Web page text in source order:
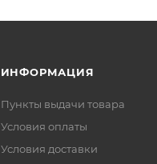
ИНФОРМАЦИЯ
Пункты выдачи товара
Условия оплаты
Условия доставки